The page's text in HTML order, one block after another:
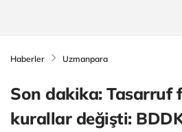
Haberler Uzmanpara
Son dakika: Tasarruf
kurallar değişti: